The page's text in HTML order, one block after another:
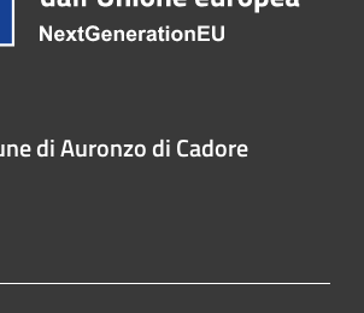
di Auronzo di Cadore